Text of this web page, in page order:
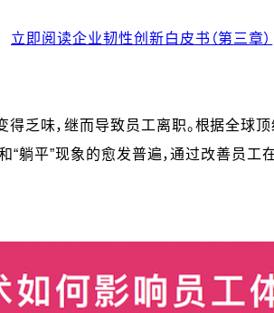
立即阅读企业韧性创新白皮书（第三章）
乏味，继而导致员工离职。根据全
“躺平”现象的愈发普遍，通过改善